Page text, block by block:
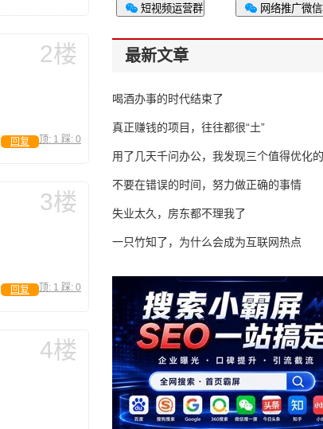
2楼
顶: 1 踩: 0
回复
3楼
顶: 1 踩: 0
回复
4楼
短视频运营群 网络推广微
最新文章
喝酒办事的时代结束了
真正赚钱的项目，往往都很“土”
用了几天千问办公，我发现三个值得优化
不要在错误的时间，努力做正确的事情
失业太久，房东都不理我了
一只竹知了，为什么会成为互联网热点